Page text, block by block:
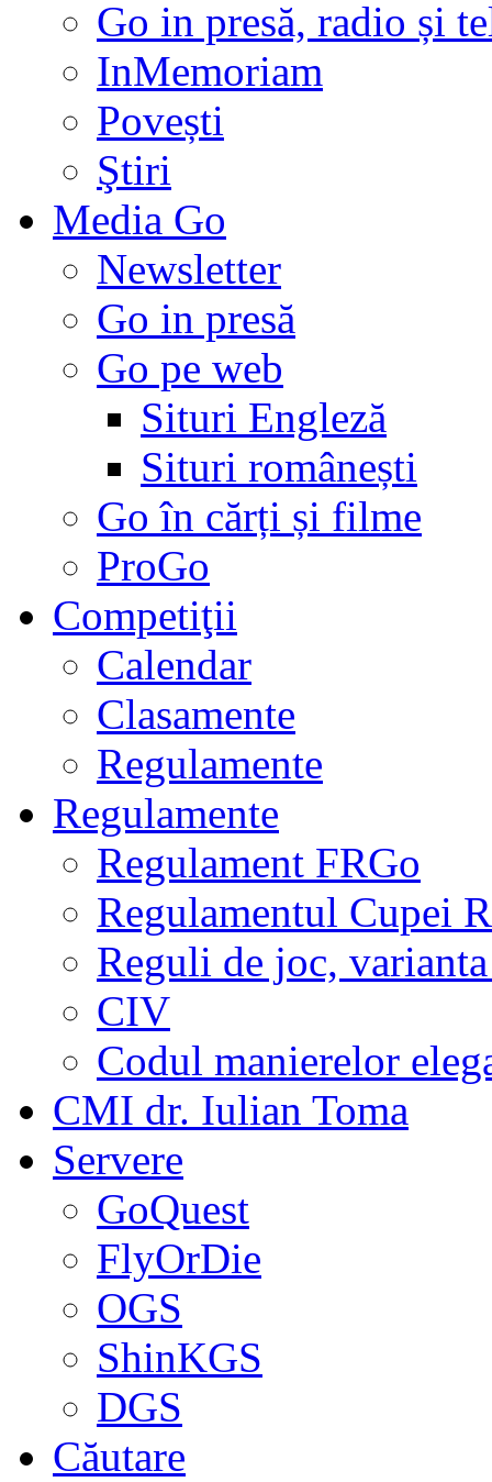
Go in presă, radio și
InMemoriam
Povești
Ştiri
Media Go
Newsletter
Go in presă
Go pe web
Situri Engleză
Situri românești
Go în cărți și filme
ProGo
Competiţii
Calendar
Clasamente
Regulamente
Regulamente
Regulament FRGo
Regulamentul Cupei
Reguli de joc,
CIV
Codul manierelor
CMI dr. Iulian Toma
Servere
GoQuest
FlyOrDie
OGS
ShinKGS
DGS
Căutare